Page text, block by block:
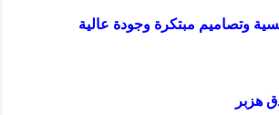
وتصاميم مبتكرة وجودة عالية
هزبر